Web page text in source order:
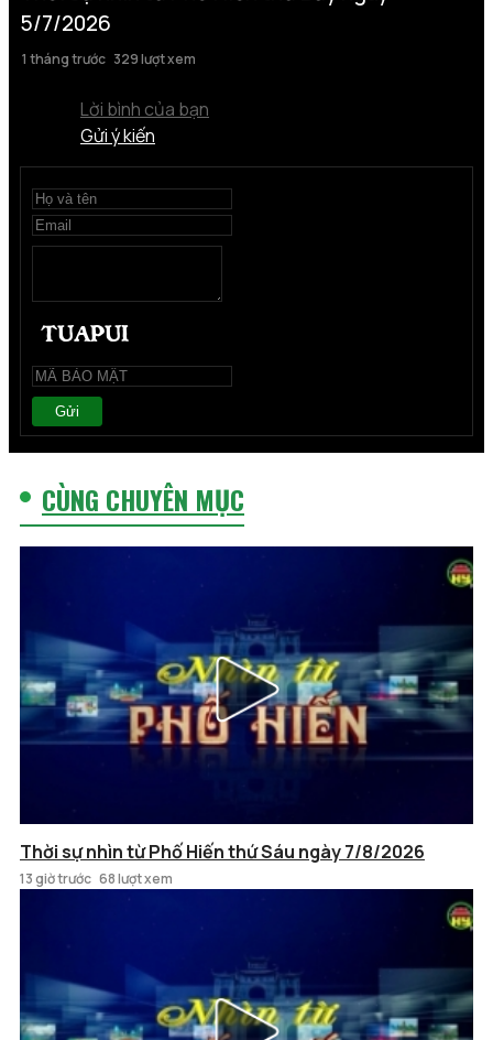
5/7/2026
1 tháng trước 329 lượt xem
Lời bình của bạn
Gửi ý kiến
Gửi
CÙNG CHUYÊN MỤC
Thời sự nhìn từ Phố Hiến thứ Sáu ngày 7/8/2026
13 giờ trước 68 lượt xem